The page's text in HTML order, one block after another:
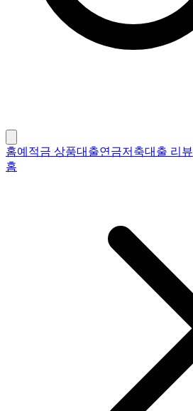
홈예적금 상품대출연금저축대출 리뷰
홈